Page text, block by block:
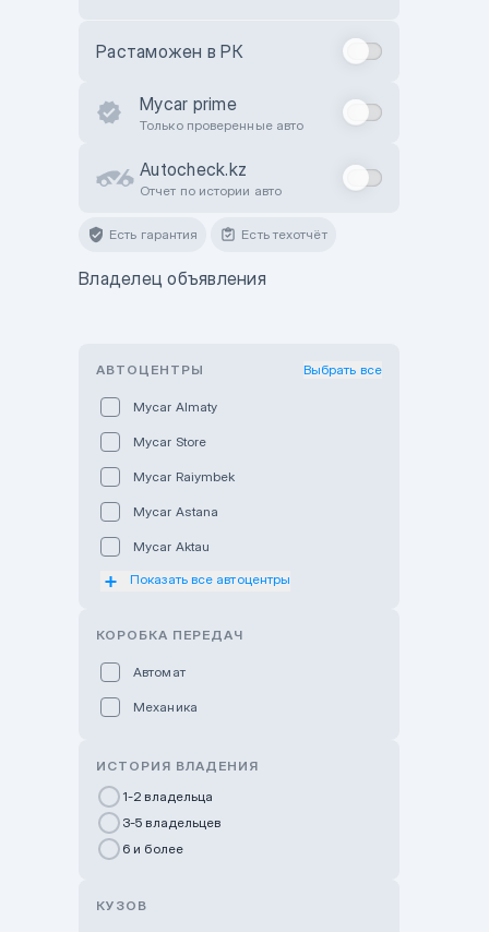
Растаможен в РК
Mycar prime
Только проверенные авто
Autocheck.kz
Отчет по истории авто
Есть гарантия Есть техотчёт
Владелец объявления
АВТОЦЕНТРЫ Выбрать все
Mycar Almaty
Mycar Store
Mycar Raiymbek
Mycar Astana
Mycar Aktau
Mycar Uralsk
GWM Nurly Zhol
Chery Astana
Показать все автоцентры
КОРОБКА ПЕРЕДАЧ
Автомат
Механика
ИСТОРИЯ ВЛАДЕНИЯ
1-2 владельца
3-5 владельцев
6 и более
КУЗОВ